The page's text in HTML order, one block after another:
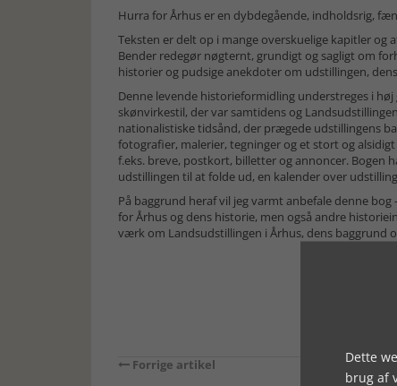
Hurra for Århus er en dybdegående, indholdsrig,
Teksten er delt op i mange overskuelige kapitler
Bender redegør nøgternt, grundigt og sagligt om
historier og pudsige anekdoter om udstillingen,
Denne levende historieformidling understreges i
skønvirkestil, der var samtidens og
nationalistiske tidsånd, der prægede udstillingens
fotografier, malerier, tegninger og et stort og
f.eks. breve, postkort, billetter og annoncer. Bogen
udstillingen til at folde ud, en kalender over
På baggrund heraf vil jeg varmt anbefale denne
for Århus og dens historie, men også andre
værk om Landsudstillingen i Århus, dens baggrund
Forrige artikel
Dette
brug af